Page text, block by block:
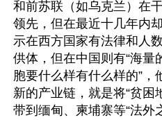
和前苏联（如乌克兰）在
领先，但在最近十几年内
示在西方国家有法律和人
供体，但在中国则有“海量
胞要什么样有什么样的”，
新的产业链，就是将“贫困
带到缅甸、柬埔寨等“法外